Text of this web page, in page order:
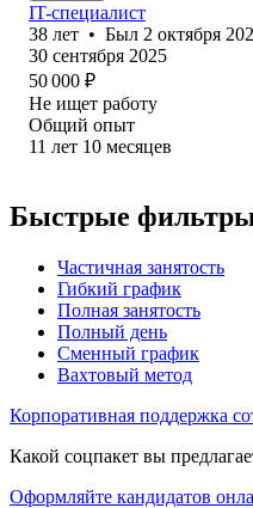
IT-специалист
38 лет • Был 2 октября
30 сентября 2025
50 000 ₽
Не ищет работу
Общий опыт
11 лет 10 месяцев
Быстрые фильтры
Частичная занятость
Гибкий график
Полная занятость
Полный день
Сменный график
Вахтовый метод
Корпоративная поддержка
Какой соцпакет вы
Оформляйте кандидатов